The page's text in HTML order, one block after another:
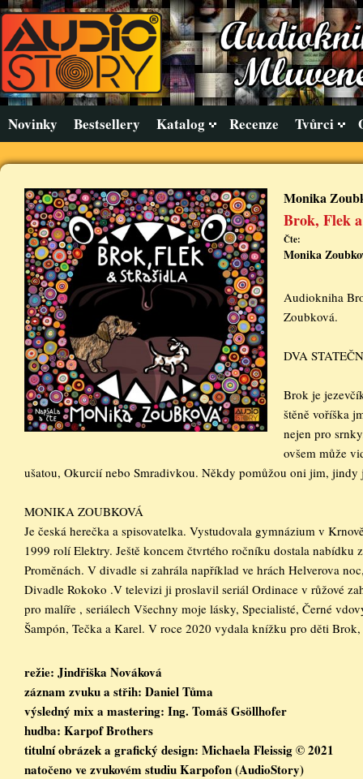
Novinky Bestsellery Katalog Recenze Tvůrci
Monika
Brok, Flek
Čte:
Monika
Audiokniha
Zoubková.
DVA
Brok je
štěně voříška
nejen pro
ovšem může
ušatou, Okurcií nebo Smradivkou. Někdy pomůžou oni jim,
MONIKA ZOUBKOVÁ
Je česká herečka a spisovatelka. Vystudovala gymnázium v
1999 rolí Elektry. Ještě koncem čtvrtého ročníku dostala
Proměnách. V divadle si zahrála například ve hrách Helverova
Divadle Rokoko .V televizi ji proslavil seriál Ordinace v růžové
pro malíře , seriálech Všechny moje lásky, Specialisté, Černé
Šampón, Tečka a Karel. V roce 2020 vydala knížku pro děti
režie: Jindřiška Nováková
záznam zvuku a střih: Daniel Tůma
výsledný mix a mastering: Ing. Tomáš Gsöllhofer
hudba: Karpof Brothers
titulní obrázek a grafický design: Michaela Fleissig © 2021
natočeno ve zvukovém studiu Karpofon (AudioStory)